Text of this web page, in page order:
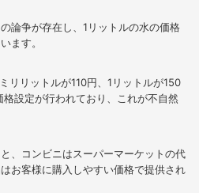
論争が存在し、1リットルの水の価格
ます。
リリットルが110円、1リットルが150
設定が行われており、これが不自然
、コンビニはスーパーマーケットの代
お客様に購入しやすい価格で提供され